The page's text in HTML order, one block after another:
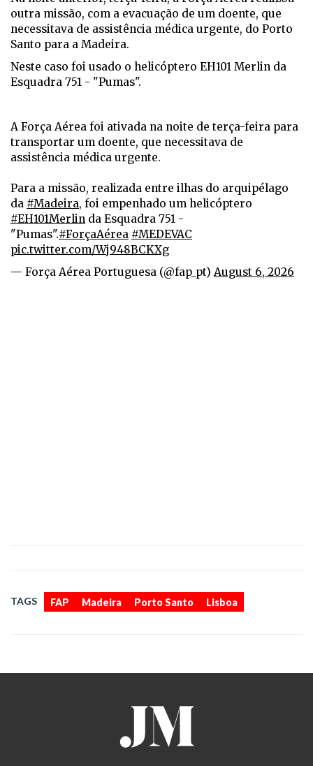
outra missão, com a evacuação de um doente, que
necessitava de assistência médica urgente, do Porto
Santo para a Madeira.
Neste caso foi usado o helicóptero EH101 Merlin da
Esquadra 751 - "Pumas".
A Força Aérea foi ativada na noite de terça-feira para
transportar um doente, que necessitava de
assistência médica urgente.
Para a missão, realizada entre ilhas do arquipélago
da #Madeira, foi empenhado um helicóptero
#EH101Merlin da Esquadra 751 -
"Pumas".#ForçaAérea #MEDEVAC
pic.twitter.com/Wj948BCKXg
— Força Aérea Portuguesa (@fap_pt) August 6, 2026
TAGS FAP Madeira Porto Santo Lisboa